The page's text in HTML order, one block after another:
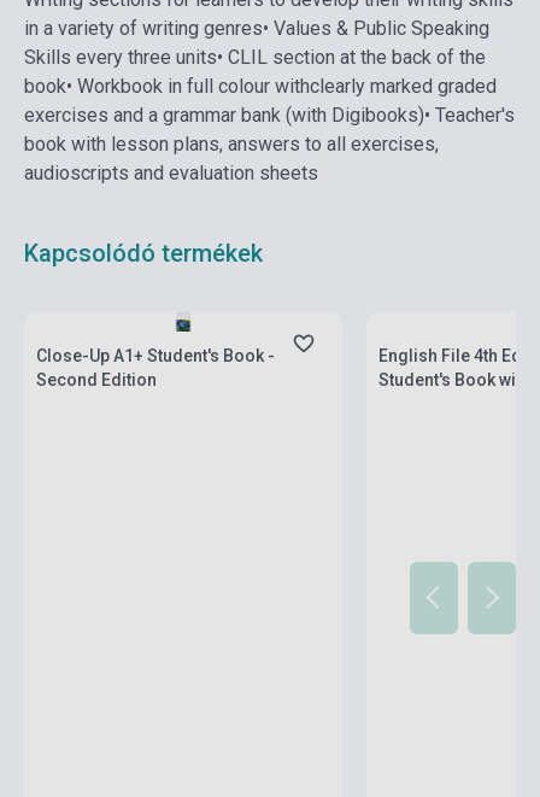
in a variety of writing genres• Values & Public Speaking
Skills every three units• CLIL section at the back of the
book• Workbook in full colour withclearly marked graded
exercises and a grammar bank (with Digibooks)• Teacher's
book with lesson plans, answers to all exercises,
audioscripts and evaluation sheets
Kapcsolódó termékek
Close-Up A1+ Student's Book -
Second Edition
English File 4th
Student's Book with